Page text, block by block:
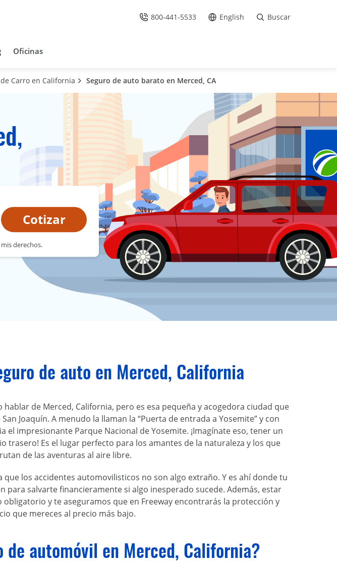
Llámenos
800-441-5533 Ir al sitio en Español /
English Buscar
Oficinas
Carro en California Seguro de auto barato en Merced, CA
Cotizar
derechos.
de auto en Merced, California
de Merced, California, pero es esa pequeña y acogedora ciudad que
Joaquín. A menudo la llaman la “Puerta de entrada a Yosemite” y con
impresionante Parque Nacional de Yosemite. ¡Imagínate eso, tener un
trasero! Es el lugar perfecto para los amantes de la naturaleza y los que
de las aventuras al aire libre.
los accidentes automovilisticos no son algo extraño. Y es ahí donde tu
para salvarte financieramente si algo inesperado sucede. Además, estar
y te aseguramos que en Freeway encontrarás la protección y
que mereces al precio más bajo.
de automóvil en Merced, California?